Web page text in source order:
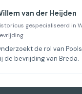
van der Heijden
gespecialiseerd in
de rol van
de bevrijding van Breda.